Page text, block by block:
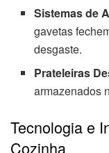
Sistemas de
gavetas
desgaste.
Prateleiras
armazenados
Tecnologia e
Cozinha